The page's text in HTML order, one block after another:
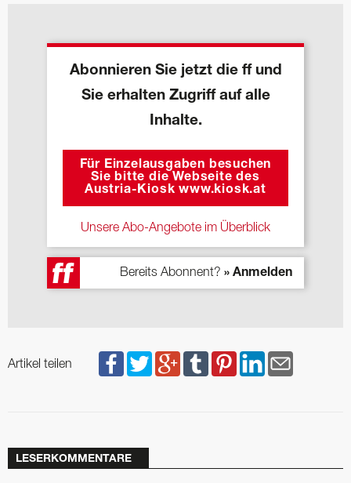
Abonnieren Sie jetzt die ff und
Sie erhalten Zugriff auf alle
Inhalte.
Für Einzelausgaben besuchen
Sie bitte die Webseite des
Austria-Kiosk www.kiosk.at
Unsere Abo-Angebote im Überblick
Bereits Abonnent? » Anmelden
Artikel teilen
LESERKOMMENTARE